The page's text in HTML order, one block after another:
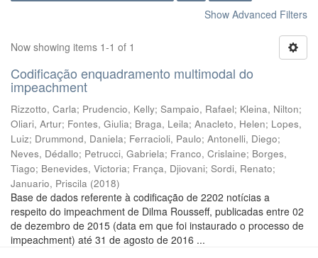
Show Advanced Filters
Now showing items 1-1 of 1
Codificação enquadramento multimodal do
impeachment
Rizzotto, Carla; Prudencio, Kelly; Sampaio, Rafael; Kleina, Nilton;
Oliari, Artur; Fontes, Giulia; Braga, Leila; Anacleto, Helen; Lopes,
Luiz; Drummond, Daniela; Ferracioli, Paulo; Antonelli, Diego;
Neves, Dédallo; Petrucci, Gabriela; Franco, Crislaine; Borges,
Tiago; Benevides, Victoria; França, Djiovani; Sordi, Renato;
Januario, Priscila (2018)
Base de dados referente à codificação de 2202 notícias a
respeito do impeachment de Dilma Rousseff, publicadas entre 02
de dezembro de 2015 (data em que foi instaurado o processo de
impeachment) até 31 de agosto de 2016 ...